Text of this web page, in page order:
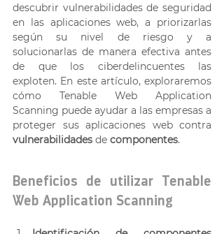
descubrir vulnerabilidades de seguridad
en las aplicaciones web, a priorizarlas
según su nivel de riesgo y a
solucionarlas de manera efectiva antes
de que los ciberdelincuentes las
exploten. En este artículo, exploraremos
cómo Tenable Web Application
Scanning puede ayudar a las empresas a
vulnerabilidades de componentes.
Beneficios de utilizar Tenable
Web Application Scanning